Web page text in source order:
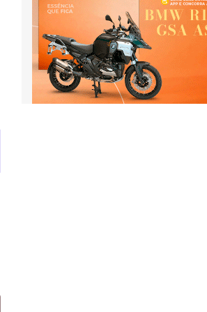
celebra a cultura dos
povos originários